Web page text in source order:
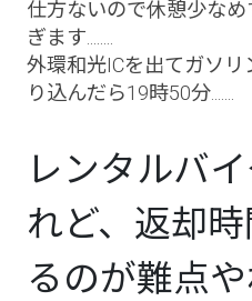
仕方ないので休憩少な
ぎます........
外環和光ICを出てガソ
り込んだら19時50分.......
レンタルバ
れど、返却
るのが難点や